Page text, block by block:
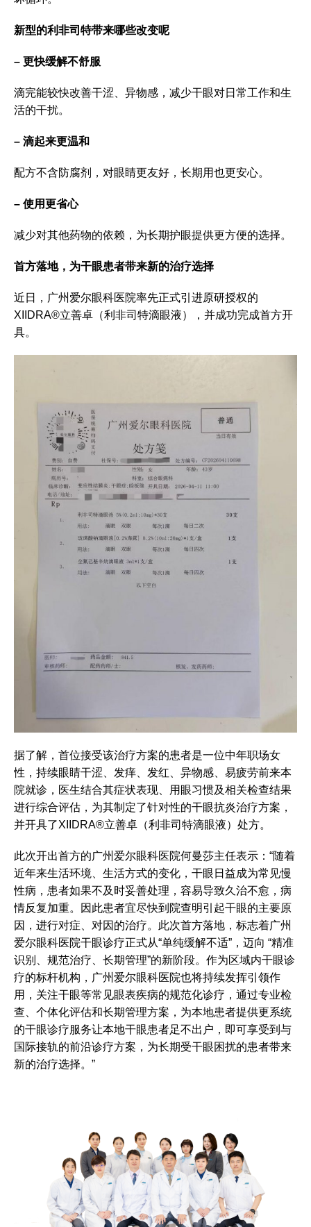
新型的利非司特带来哪些改变呢
– 更快缓解不舒服
滴完能较快改善干涩、异物感，减少干眼对日常工作和生
活的干扰。
– 滴起来更温和
配方不含防腐剂，对眼睛更友好，长期用也更安心。
– 使用更省心
减少对其他药物的依赖，为长期护眼提供更方便的选择。
首方落地，为干眼患者带来新的治疗选择
近日，广州爱尔眼科医院率先正式引进原研授权的
XIIDRA®立善卓（利非司特滴眼液），并成功完成首方开
具。
据了解，首位接受该治疗方案的患者是一位中年职场女
性，持续眼睛干涩、发痒、发红、异物感、易疲劳前来本
院就诊，医生结合其症状表现、用眼习惯及相关检查结果
进行综合评估，为其制定了针对性的干眼抗炎治疗方案，
并开具了XIIDRA®立善卓（利非司特滴眼液）处方。
此次开出首方的广州爱尔眼科医院何曼莎主任表示：“随着
近年来生活环境、生活方式的变化，干眼日益成为常见慢
性病，患者如果不及时妥善处理，容易导致久治不愈，病
情反复加重。因此患者宜尽快到院查明引起干眼的主要原
因，进行对症、对因的治疗。此次首方落地，标志着广州
爱尔眼科医院干眼诊疗正式从“单纯缓解不适”，迈向 “精准
识别、规范治疗、长期管理”的新阶段。作为区域内干眼诊
疗的标杆机构，广州爱尔眼科医院也将持续发挥引领作
用，关注干眼等常见眼表疾病的规范化诊疗，通过专业检
查、个体化评估和长期管理方案，为本地患者提供更系统
的干眼诊疗服务让本地干眼患者足不出户，即可享受到与
国际接轨的前沿诊疗方案，为长期受干眼困扰的患者带来
新的治疗选择。”